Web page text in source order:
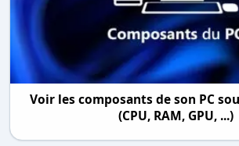
Voir les composants de son PC
(CPU, RAM, GPU, ...)